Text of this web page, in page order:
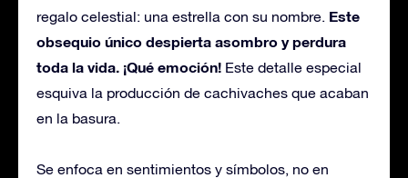
regalo celestial: una estrella con su nombre. Este
obsequio único despierta asombro y perdura
toda la vida. ¡Qué emoción! Este detalle especial
esquiva la producción de cachivaches que acaban
en la basura.
Se enfoca en sentimientos y símbolos, no en